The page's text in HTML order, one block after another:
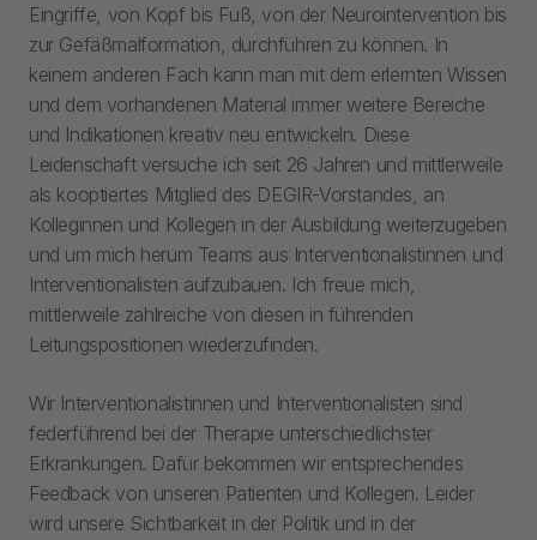
Eingriffe, von Kopf bis Fuß, von der Neurointervention bis
zur Gefäßmalformation, durchführen zu können. In
keinem anderen Fach kann man mit dem erlernten Wissen
und dem vorhandenen Material immer weitere Bereiche
und Indikationen kreativ neu entwickeln. Diese
Leidenschaft versuche ich seit 26 Jahren und mittlerweile
als kooptiertes Mitglied des DEGIR-Vorstandes, an
Kolleginnen und Kollegen in der Ausbildung weiterzugeben
und um mich herum Teams aus Interventionalistinnen und
Interventionalisten aufzubauen. Ich freue mich,
mittlerweile zahlreiche von diesen in führenden
Leitungspositionen wiederzufinden.
Wir Interventionalistinnen und Interventionalisten sind
federführend bei der Therapie unterschiedlichster
Erkrankungen. Dafür bekommen wir entsprechendes
Feedback von unseren Patienten und Kollegen. Leider
wird unsere Sichtbarkeit in der Politik und in der